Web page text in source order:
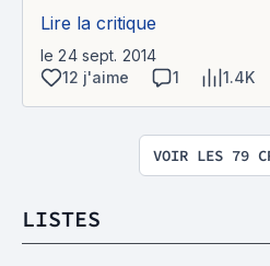
Lire la critique
le 24 sept. 2014
12 j'aime
1 1.4K
VOIR LES 79
LISTES